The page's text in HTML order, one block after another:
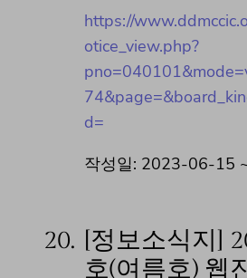
https://
otice_view.php?
d=
작성일: 2023-06-15
20.
[정보소식지]
호(여름호) 웹